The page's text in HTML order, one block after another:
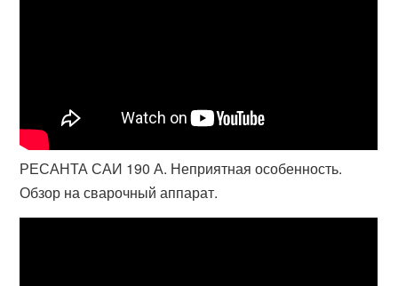
РЕСАНТА САИ 190 А. Неприятная особенность.
Обзор на сварочный аппарат.